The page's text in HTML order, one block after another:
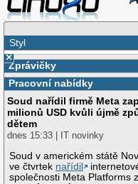
Styl
×
Zprávičky
Pracovní nabídky
Soud nařídil firmě Meta
milionů USD kvůli újmě
dětem
dnes 15:33 | IT novinky
Soud v americkém státě
ve čtvrtek nařídil
společnosti Meta Platforms